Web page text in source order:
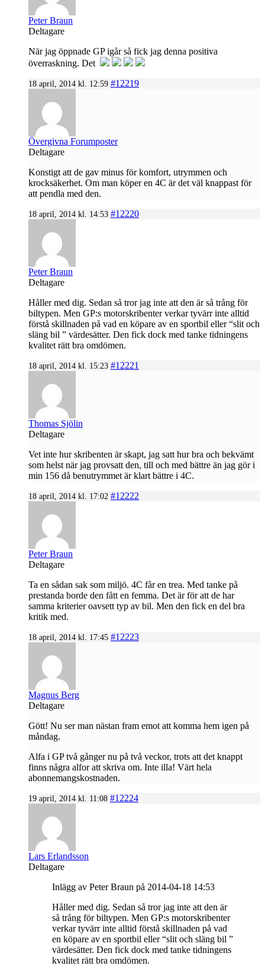
Peter Braun
Deltagare
När jag öppnade GP igår så fick jag denna positiva
överraskning. Det
18 april, 2014 kl. 12:59 #12219
Övergivna Forumposter
Deltagare
Konstigt att de gav minus för komfort, utrymmen och
krocksäkerhet. Om man köper en 4C är det väl knappast för
att pendla med den.
18 april, 2014 kl. 14:53 #12220
Peter Braun
Deltagare
Håller med dig. Sedan så tror jag inte att den är så trång för
biltypen. Men GP:s motorskribenter verkar tyvärr inte alltid
förstå skillnaden på vad en köpare av en sportbil eller “slit och
släng bil ” värdesätter. Den fick dock med tanke tidningens
kvalitet rätt bra omdömen.
18 april, 2014 kl. 15:23 #12221
Thomas Sjölin
Deltagare
Vet inte hur skribenten är skapt, jag satt hur bra och bekvämt
som helst när jag provsatt den, till och med bättre än jag gör i
min 156 då benutrymmet är klart bättre i 4C.
18 april, 2014 kl. 17:02 #12222
Peter Braun
Deltagare
Ta en sådan sak som miljö. 4C får en trea. Med tanke på
prestanda borde den fått en femma. Det är för att de har
samma kriterier oavsett typ av bil. Men den fick en del bra
kritik med.
18 april, 2014 kl. 17:45 #12223
Magnus Berg
Deltagare
Gött! Nu ser man nästan fram emot att komma hem igen på
måndag.
Alfa i GP två gånger nu på två veckor, trots att det knappt
finns några alfor att skriva om. Inte illa! Värt hela
abonnemangskostnaden.
19 april, 2014 kl. 11:08 #12224
Lars Erlandsson
Deltagare
Inlägg av Peter Braun på 2014-04-18 14:53
Håller med dig. Sedan så tror jag inte att den är
så trång för biltypen. Men GP:s motorskribenter
verkar tyvärr inte alltid förstå skillnaden på vad
en köpare av en sportbil eller “slit och släng bil ”
värdesätter. Den fick dock med tanke tidningens
kvalitet rätt bra omdömen.